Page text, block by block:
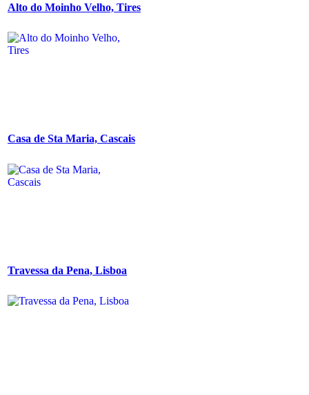
Alto do Moinho Velho, Tires
Casa de Sta Maria, Cascais
Travessa da Pena, Lisboa